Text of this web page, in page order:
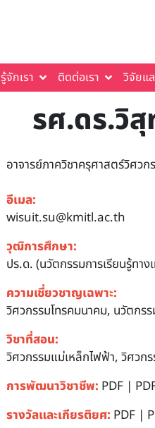
รู้จักเรา
ติดต่อเรา วิจัยแ
รศ.ดร.วิ
อาจารย์ภาควิชาครุศาสตร์วิศวก
อีเมล:
wisuit.su@kmitl.ac.th
วุฒิการศึกษา:
ปร.ด. (นวัตกรรมการเรียนรู้ทาง
ความเชี่ยวชาญเฉพาะ:
วิศวกรรมโทรคมนาคม, นวัตกรร
วิชาที่สอน:
วิศวกรรมแม่เหล็กไฟฟ้า, วิศวก
การพัฒนาวิชาชีพ: PDF |
รางวัลและเกียรติยศ: PDF |